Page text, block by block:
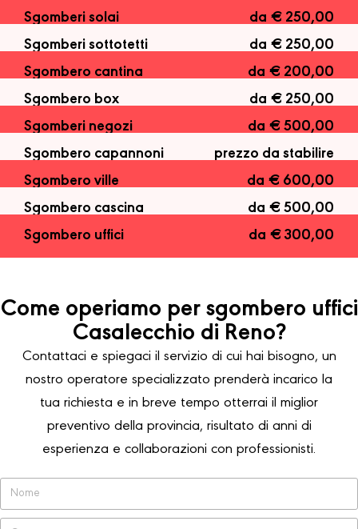
Sgomberi solai
da € 250,00
Sgomberi sottotetti
da € 250,00
Sgombero cantina
da € 200,00
Sgombero box
da € 250,00
Sgomberi negozi
da € 500,00
Sgombero capannoni
prezzo da stabilire
Sgombero ville
da € 600,00
Sgombero cascina
da € 500,00
Sgombero uffici
da € 300,00
Come operiamo per sgombero uffici
Casalecchio di Reno?
Contattaci e spiegaci il servizio di cui hai bisogno, un
nostro operatore specializzato prenderà incarico la
tua richiesta e in breve tempo otterrai il miglior
preventivo della provincia, risultato di anni di
esperienza e collaborazioni con professionisti.